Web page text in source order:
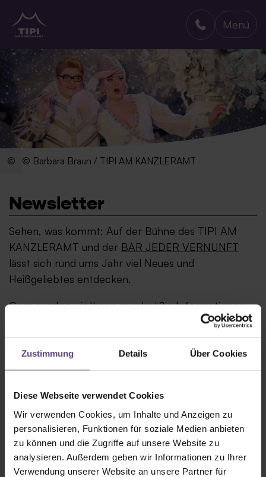
Zustimmung Details Über Cookies
Diese Webseite verwendet Cookies
Wir verwenden Cookies, um Inhalte und Anzeigen zu
personalisieren, Funktionen für soziale Medien anbieten
zu können und die Zugriffe auf unsere Website zu
analysieren. Außerdem geben wir Informationen zu Ihrer
Verwendung unserer Website an unsere Partner für
TIPI AM KANZLERAMT
Menü
© Barbara Braun / TIPI AM KANZLERAMT
Newsletter
Sehen, was kommt: Auf der Bühne des TIPI AM
KANZLERAMT und der BAR JEDER VERNUNFT
lässt sich rund ums Jahr viel Neues und
Heißgeliebtes entdecken.
Gern senden wir Ihnen regelmäßig Informationen
zu Programmen, Vorverkaufsstarts und saisonalen
Leckereien.
Abonnieren Sie hier unseren Newsletter.
Abonnieren